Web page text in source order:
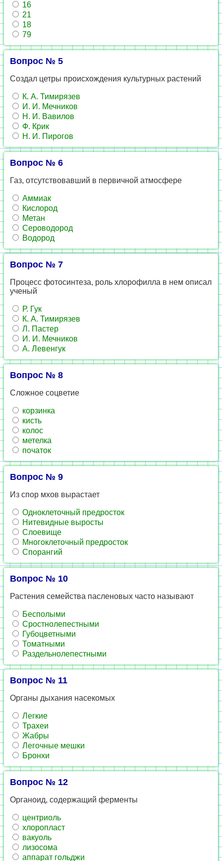
16
21
18
79
Вопрос № 5
Создал цетры происхождения культурных растений
К. А. Тимирязев
И. И. Мечников
Н. И. Вавилов
Ф. Крик
Н. И. Пирогов
Вопрос № 6
Газ, отсутствовавший в первичной атмосфере
Аммиак
Кислород
Метан
Сероводород
Водород
Вопрос № 7
Процесс фотосинтеза, роль хлорофилла в нем описал
ученый
Р. Гук
К. А. Тимирязев
Л. Пастер
И. И. Мечников
А. Левенгук
Вопрос № 8
Сложное соцветие
корзинка
кисть
колос
метелка
початок
Вопрос № 9
Из спор мхов вырастает
Одноклеточный предросток
Нитевидные выросты
Слоевище
Многоклеточный предросток
Спорангий
Вопрос № 10
Растения семейства пасленовых часто называют
Бесполыми
Сростнолепестными
Губоцветными
Томатными
Раздельнолепестными
Вопрос № 11
Органы дыхания насекомых
Легкие
Трахеи
Жабры
Легочные мешки
Бронхи
Вопрос № 12
Органоид, содержащий ферменты
центриоль
хлоропласт
вакуоль
лизосома
аппарат гольджи